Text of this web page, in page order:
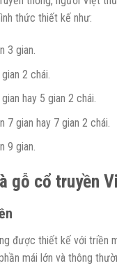
thức thiết kế như:
3 gian.
2 chái.
hay 5 gian 2 chái.
7 gian hay 7 gian 2 chái.
9 gian.
gỗ cổ truyền
được thiết kế với triền
mái lớn và thông